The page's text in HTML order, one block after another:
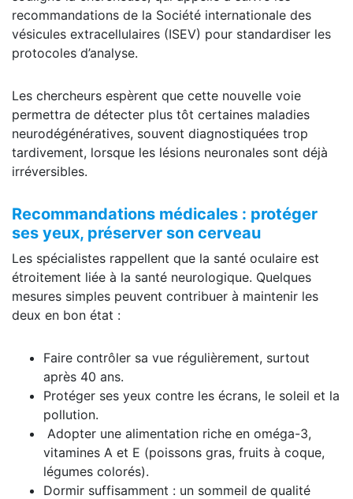
recommandations de la Société internationale des
vésicules extracellulaires (ISEV) pour standardiser les
protocoles d’analyse.
Les chercheurs espèrent que cette nouvelle voie
permettra de détecter plus tôt certaines maladies
neurodégénératives, souvent diagnostiquées trop
tardivement, lorsque les lésions neuronales sont déjà
irréversibles.
Recommandations médicales : protéger
ses yeux, préserver son cerveau
Les spécialistes rappellent que la santé oculaire est
étroitement liée à la santé neurologique. Quelques
mesures simples peuvent contribuer à maintenir les
deux en bon état :
Faire contrôler sa vue régulièrement, surtout
après 40 ans.
Protéger ses yeux contre les écrans, le soleil et la
pollution.
Adopter une alimentation riche en oméga-3,
vitamines A et E (poissons gras, fruits à coque,
légumes colorés).
Dormir suffisamment : un sommeil de qualité